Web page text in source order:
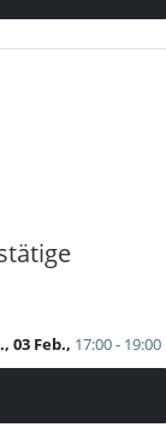
03 Feb., 17:00 - 19:00